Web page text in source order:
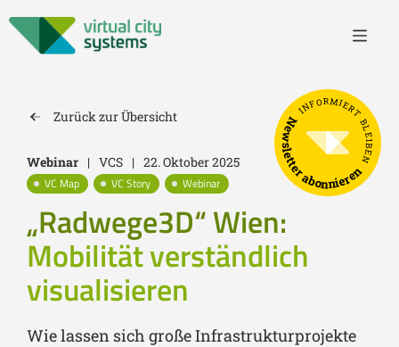
Zurück zur Übersicht
Webinar | VCS | 22. Oktober 2025
VC Map
VC Story Webinar
„Radwege3D“ Wien:
Mobilität verständlich
visualisieren
Wie lassen sich große Infrastrukturprojekte
INFORMIERT BLEIBEN
Newsletter abonnieren